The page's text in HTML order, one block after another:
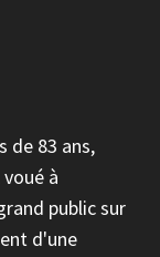
de 83 ans,
à
public sur
d'une